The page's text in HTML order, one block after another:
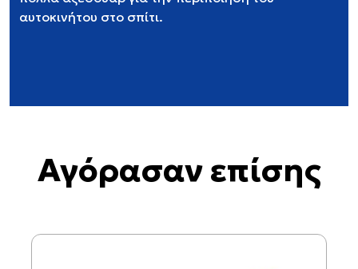
αυτοκινήτου στο σπίτι.
Αγόρασαν επίσης